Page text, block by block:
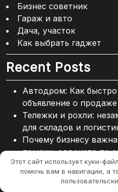
Бизнес советник
Гараж и авто
Дача, участок
Как выбрать гаджет
Recent Posts
Автодром: Как
объявление о
Тележки и рохли:
для складов и
Почему бизнесу
помощь адвоката по
Аренда автомобиля с
кому подходит услуга
Квартирный переезд
Этот сайт использует куки-
помочь вам в навигации, а